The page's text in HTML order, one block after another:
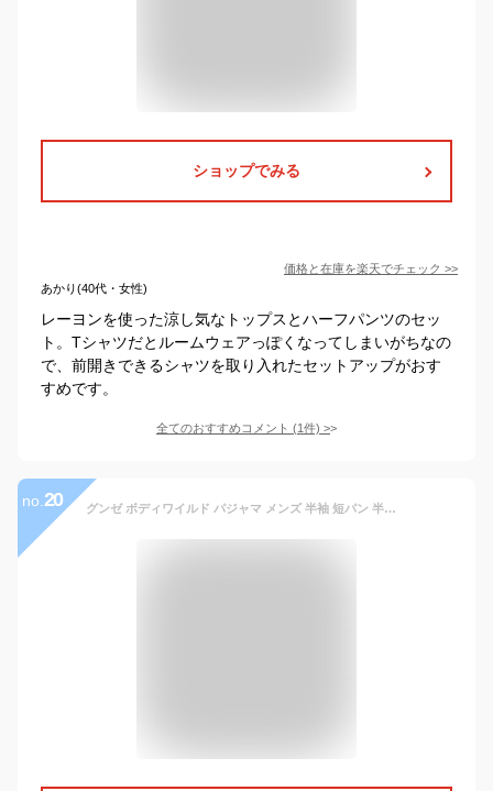
ショップでみる
価格と在庫を楽天でチェック >>
あかり(40代・女性)
レーヨンを使った涼し気なトップスとハーフパンツのセッ
ト。Tシャツだとルームウェアっぽくなってしまいがちなの
で、前開きできるシャツを取り入れたセットアップがおす
すめです。
全てのおすすめコメント (1件) >
no. 20 グンゼ ボディワイルド パジャマ メンズ 半袖 短パン 半ズボン 上下セット M～LL bodywild 春夏 部屋着 ホームウェア ルームウェア セットアップ 寝巻き 寝間着 メンズファッション シンプル tシャツ ハーフボトム 父の日【在庫限り】